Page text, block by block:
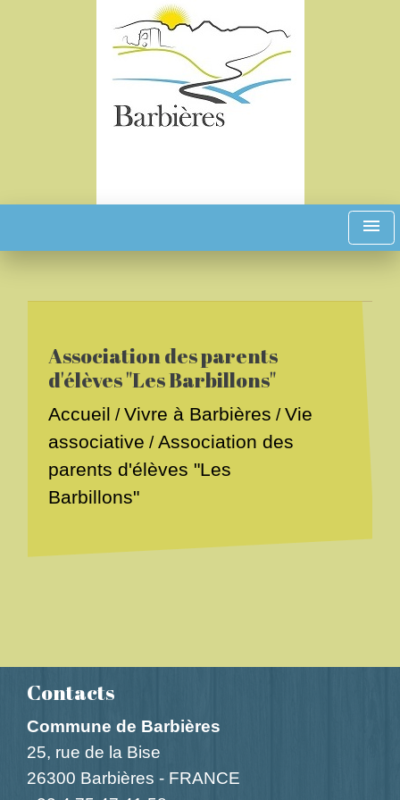
menu
Association des parents
d'élèves "Les Barbillons"
Accueil /Vivre à Barbières /Vie
associative /Association des
parents d'élèves "Les
Barbillons"
Contacts
Commune de Barbières
25, rue de la Bise
26300 Barbières - FRANCE